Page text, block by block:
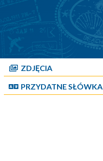
ZDJĘCIA
PRZYDATNE SŁÓWKA